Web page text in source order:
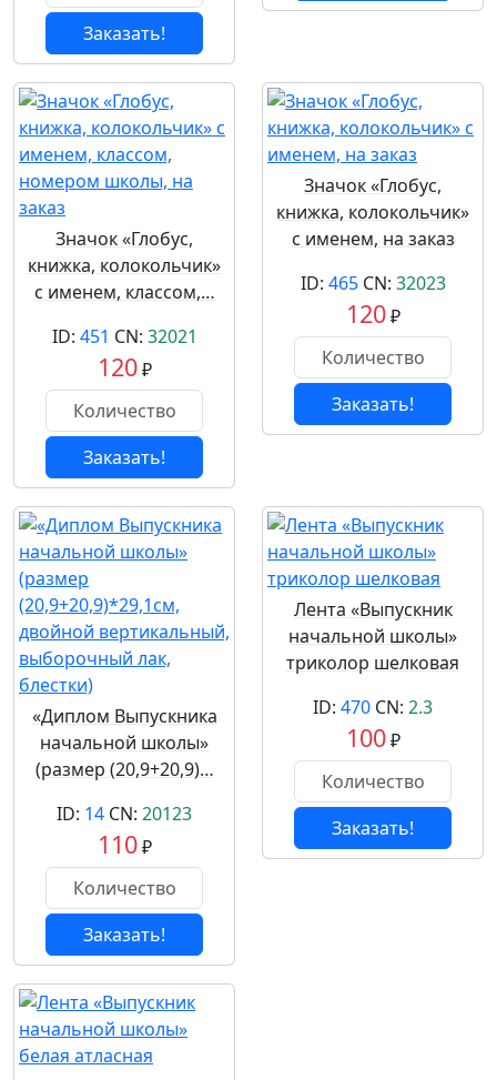
Заказать!
Значок «Глобус,
книжка, колокольчик»
с именем, классом,…
ID: 451 CN: 32021
120₽
Заказать!
Значок «Глобус,
книжка, колокольчик»
с именем, на заказ
ID: 465CN: 32023
120₽
Заказать!
«Диплом Выпускника
начальной школы»
(размер (20,9+20,9)…
ID: 14 CN: 20123
110₽
Заказать!
Лента «Выпускник
начальной школы»
триколор шелковая
ID: 470 CN: 2.3
100₽
Заказать!